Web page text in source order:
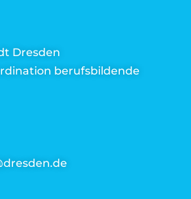
Dresden
berufsbildende